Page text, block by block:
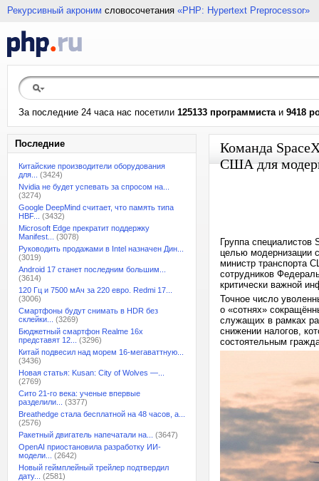
Рекурсивный акроним словосочетания «PHP: Hypertext Preprocessor»
За последние 24 часа нас посетили 125133 программистаи 9418
Последние
Китайские производители оборудования
для...
(3424)
Nvidia не будет успевать за спросом на...
(3274)
Google DeepMind считает, что память типа
HBF...
(3432)
Microsoft Edge прекратит поддержку
Manifest...
(3078)
Руководить продажами в Intel назначен Дин...
(3019)
Android 17 станет последним большим...
(3614)
120 Гц и 7500 мАч за 220 евро. Redmi 17...
(3006)
Смартфоны будут снимать в HDR без
склейки...
(3269)
Бюджетный смартфон Realme 16x
представят 12...
(3296)
Китай подвесил над морем 16-мегаваттную...
(3436)
Новая статья: Kusan: City of Wolves —...
(2769)
Сито 21-го века: ученые впервые
разделили...
(3377)
Breathedge стала бесплатной на 48 часов, а...
(2576)
Ракетный двигатель напечатали на...
(3647)
OpenAI приостановила разработку ИИ-
модели...
(2642)
Новый геймплейный трейлер подтвердил
дату...
(2581)
Команда
США для
Группа
целью модернизации
министр транспорта
сотрудников
критически важной
Точное число
о «сотнях»
служащих в рамках
снижении налогов,
состоятельным